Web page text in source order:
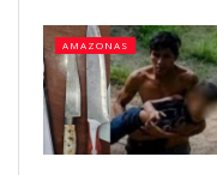
AMAZONAS